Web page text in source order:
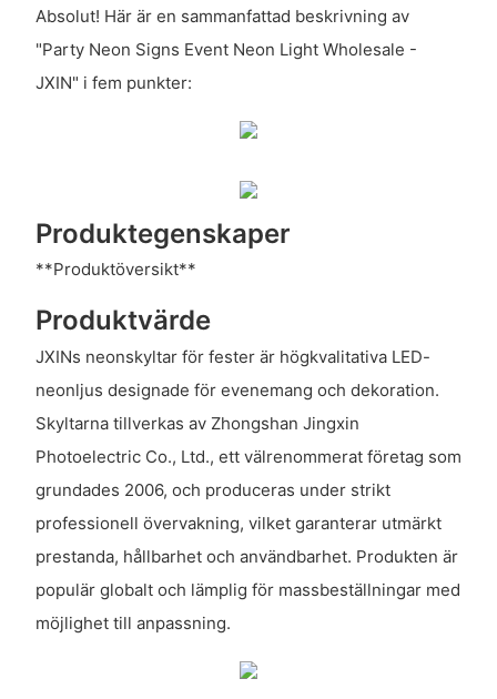
Absolut! Här är en sammanfattad beskrivning av
"Party Neon Signs Event Neon Light Wholesale -
JXIN" i fem punkter:
Produktegenskaper
**Produktöversikt**
Produktvärde
JXINs neonskyltar för fester är högkvalitativa LED-
neonljus designade för evenemang och dekoration.
Skyltarna tillverkas av Zhongshan Jingxin
Photoelectric Co., Ltd., ett välrenommerat företag som
grundades 2006, och produceras under strikt
professionell övervakning, vilket garanterar utmärkt
prestanda, hållbarhet och användbarhet. Produkten är
populär globalt och lämplig för massbeställningar med
möjlighet till anpassning.